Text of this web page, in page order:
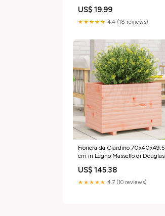
US$ 19.99
★★★★★ 4.4 (18 reviews)
Fioriera da Giardino 70x40x49,5
cm in Legno Massello di Douglas
US$ 145.38
★★★★★ 4.7 (10 reviews)